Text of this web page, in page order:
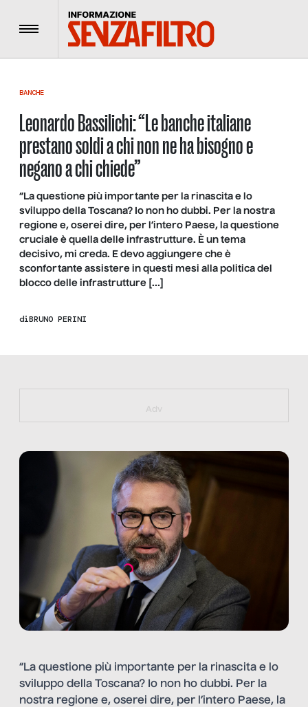
Menu
BANCHE
Leonardo Bassilichi: “Le banche italiane
prestano soldi a chi non ne ha bisogno e
negano a chi chiede”
“La questione più importante per la rinascita e lo
sviluppo della Toscana? Io non ho dubbi. Per la nostra
regione e, oserei dire, per l’intero Paese, la questione
cruciale è quella delle infrastrutture. È un tema
decisivo, mi creda. E devo aggiungere che è
sconfortante assistere in questi mesi alla politica del
blocco delle infrastrutture […]
diBRUNO PERINI
https://bit.ly/muster_aggiornamento
Adv
“La questione più importante per la rinascita e lo
sviluppo della Toscana? Io non ho dubbi. Per la
nostra regione e, oserei dire, per l’intero Paese, la